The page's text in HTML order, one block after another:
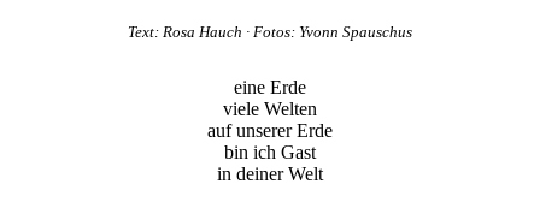
Text: Rosa Hauch · Fotos: Yvonn Spauschus
eine Erde
viele Welten
auf unserer Erde
bin ich Gast
in deiner Welt